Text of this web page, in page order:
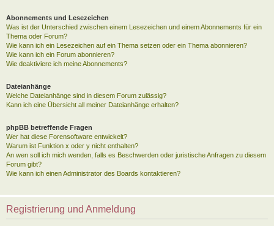
Abonnements und Lesezeichen
Was ist der Unterschied zwischen einem Lesezeichen und einem Abonnements für ein
Thema oder Forum?
Wie kann ich ein Lesezeichen auf ein Thema setzen oder ein Thema abonnieren?
Wie kann ich ein Forum abonnieren?
Wie deaktiviere ich meine Abonnements?
Dateianhänge
Welche Dateianhänge sind in diesem Forum zulässig?
Kann ich eine Übersicht all meiner Dateianhänge erhalten?
phpBB betreffende Fragen
Wer hat diese Forensoftware entwickelt?
Warum ist Funktion x oder y nicht enthalten?
An wen soll ich mich wenden, falls es Beschwerden oder juristische Anfragen zu diesem
Forum gibt?
Wie kann ich einen Administrator des Boards kontaktieren?
Registrierung und Anmeldung